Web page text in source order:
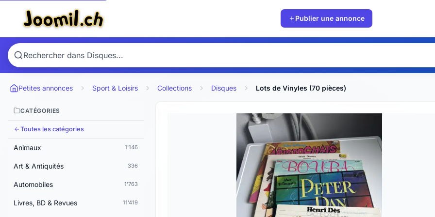
Publier une annonce
Petites annonces Sport & Loisirs Collections Disques Lots de Vinyles (70 pièces)
CATÉGORIES
Toutes les catégories
Animaux 1'146
Art & Antiquités 336
Automobiles 1'763
Livres, BD & Revues 11'419